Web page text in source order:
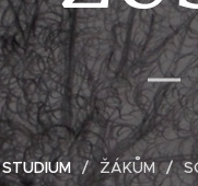
STUDIUM ŽÁKŮM